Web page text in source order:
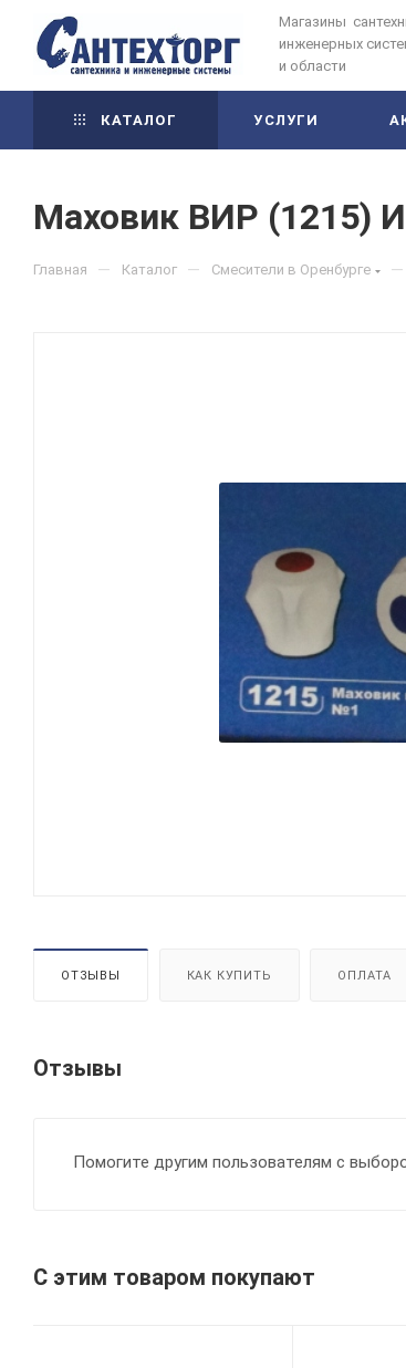
Магазины
инженерных
и области
КАТАЛОГ УСЛУГИ
Маховик ВИР (1215)
Главная — Каталог — Смесители в Оренбурге —
ОТЗЫВЫ КАК КУПИТЬ ОПЛАТА
Отзывы
Помогите другим пользователям с
С этим товаром покупают